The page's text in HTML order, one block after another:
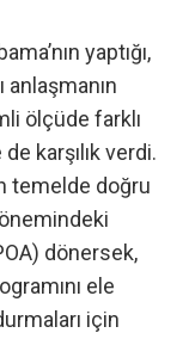
yaptığı,
ölçüde farklı
karşılık verdi.
temelde doğru
dönersek,
ele
için